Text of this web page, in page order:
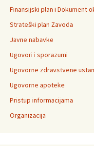
Finansijski plan i Dokument
Strateški plan Zavoda
Javne nabavke
Ugovori i sporazumi
Ugovorne zdravstvene
Ugovorne apoteke
Pristup informacijama
Organizacija